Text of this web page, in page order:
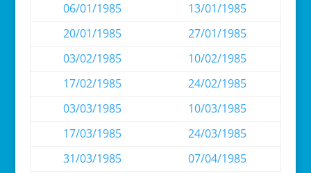
06/01/1985
13/01/1985
20/01/1985
27/01/1985
03/02/1985
10/02/1985
17/02/1985
24/02/1985
03/03/1985
10/03/1985
17/03/1985
24/03/1985
31/03/1985
07/04/1985